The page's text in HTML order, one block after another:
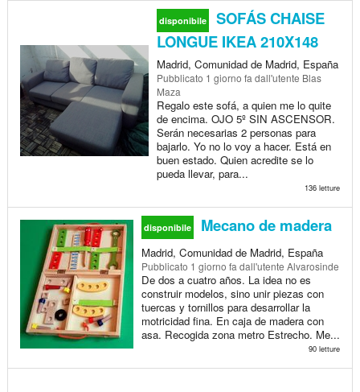
disponibile
SOFÁS CHAISE
LONGUE IKEA 210X148
Madrid, Comunidad de Madrid, España
Pubblicato 1 giorno fa dall'utente Blas
Maza
Regalo este sofá, a quien me lo quite
de encima. OJO 5º SIN ASCENSOR.
Serán necesarias 2 personas para
bajarlo. Yo no lo voy a hacer. Está en
buen estado. Quien acredite se lo
pueda llevar, para...
136 letture
disponibile Mecano de madera
Madrid, Comunidad de Madrid, España
Pubblicato 1 giorno fa dall'utente Alvarosinde
De dos a cuatro años. La idea no es
construir modelos, sino unir piezas con
tuercas y tornillos para desarrollar la
motricidad fina. En caja de madera con
asa. Recogida zona metro Estrecho. Me...
90 letture